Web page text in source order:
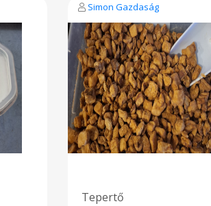
Simon Gazdaság
Tepertő